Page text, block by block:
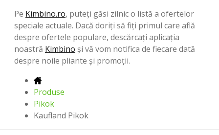
Pe Kimbino.ro, puteți găsi zilnic o listă a ofertelor
speciale actuale. Dacă doriți să fiți primul care află
despre ofertele populare, descărcați aplicația
noastră Kimbino și vă vom notifica de fiecare dată
despre noile pliante și promoții.
Produse
Pikok
Kaufland Pikok